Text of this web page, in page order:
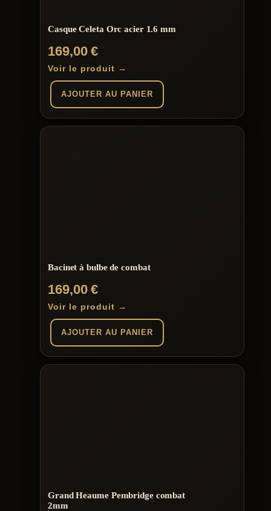
Casque Celeta Orc acier 1.6 mm
169,00€
Voir le produit →
AJOUTER AU PANIER
Bacinet à bulbe de combat
169,00€
Voir le produit →
AJOUTER AU PANIER
Grand Heaume Pembridge combat
2mm